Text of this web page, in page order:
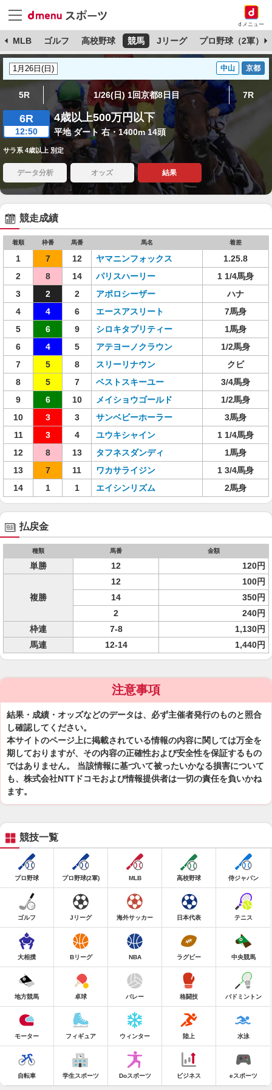
dメニュー
MLB ゴルフ 高校野球 競馬 Jリーグ プロ野球（2軍）
中山 京都
5R 1/26(日) 1回京都8日目 7R
6R
12:50
4歳以上500万円以下
平地 ダート 右・1400m 14頭
サラ系 4歳以上 別定
データ分析 オッズ 結果
競走成績
着順 枠番 馬番 馬名 着差
1 7 12 ヤマニンフォックス
1.25.8
2
8 14 パリスハーリー
1 1/4馬身
3
2 2 アポロシーザー
ハナ
4
4 6 エースアスリート
7馬身
5
6 9 シロキタプリティー
1馬身
6
4 5 アテヨーノクラウン
1/2馬身
7
5 8 スリーリナウン
クビ
8
5 7 ベストスキーユー
3/4馬身
9
6 10 メイショウゴールド
1/2馬身
10
3 3 サンベビーホーラー
3馬身
11
3 4 ユウキシャイン
1 1/4馬身
12
8 13 タフネスダンディ
1馬身
13
7 11 ワカサライジン
1 3/4馬身
14
1 1 エイシンリズム 2馬身
払戻金
種類 馬番 金額
単勝 12 120円
複勝
12
100円
14
350円
2
240円
枠連
7-8
1,130円
馬連
12-14 1,440円
注意事項
結果・成績・オッズなどのデータは、必ず主催者発行のものと照合
し確認してください。
本サイトのページ上に掲載されている情報の内容に関しては万全を
期しておりますが、その内容の正確性および安全性を保証するもの
ではありません。 当該情報に基づいて被ったいかなる損害について
も、株式会社NTTドコモおよび情報提供者は一切の責任を負いかね
ます。
競技一覧
プロ野球 プロ野球(2軍) MLB 高校野球 侍ジャパン
ゴルフ Jリーグ 海外サッカー 日本代表 テニス
大相撲 Bリーグ NBA ラグビー 中央競馬
地方競馬 卓球 バレー 格闘技 バドミントン
モーター フィギュア ウィンター 陸上 水泳
自転車 学生スポーツ Doスポーツ ビジネス eスポーツ